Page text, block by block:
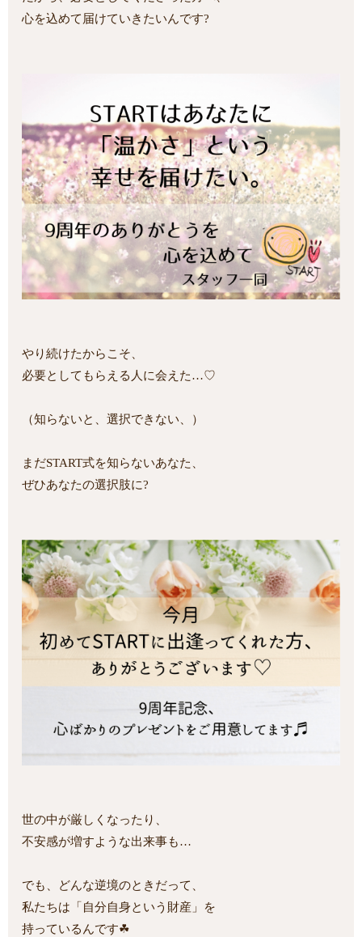
心を込めて届けていきたいんです?
やり続けたからこそ、
必要としてもらえる人に会えた…♡
（知らないと、選択できない、）
まだSTART式を知らないあなた、
ぜひあなたの選択肢に?
世の中が厳しくなったり、
不安感が増すような出来事も…
でも、どんな逆境のときだって、
私たちは「自分自身という財産」を
持っているんです☘